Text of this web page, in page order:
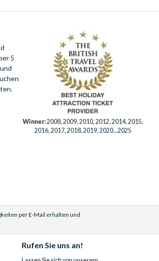
5
Winner:2008, 2009, 2010, 2012, 2014, 2015,
2016, 2017, 2018, 2019, 2020...2025
per E-Mail erhalten und
Rufen Sie uns an!